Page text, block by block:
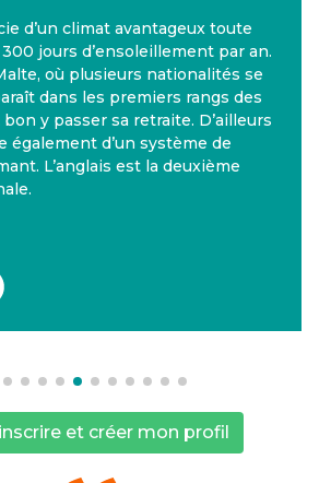
d’un climat avantageux toute
300 jours d’ensoleillement par an.
où plusieurs nationalités se
dans les premiers rangs des
y passer sa retraite. D’ailleurs
également d’un système de
L’anglais est la deuxième
et créer mon profil